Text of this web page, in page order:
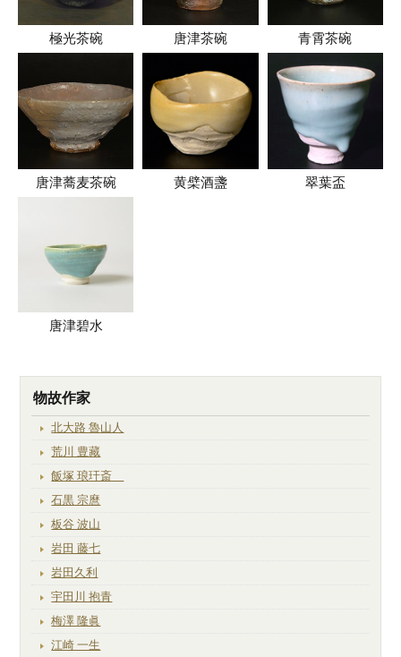
極光茶碗 唐津茶碗 青霄茶碗
唐津蕎麦茶碗 黄檗酒盞 翠葉盃
唐津碧水
物故作家
北大路 魯山人
荒川 豊藏
飯塚 琅玕斎
石黒 宗麿
板谷 波山
岩田 藤七
岩田久利
宇田川 抱青
梅澤 隆眞
江崎 一生